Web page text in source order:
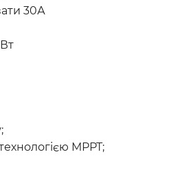
30А
МРРТ;